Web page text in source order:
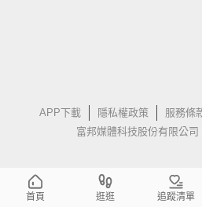
APP下載 隱私權政策 服務條
富邦媒體科技股份有限公司
首頁 逛逛 追蹤清單